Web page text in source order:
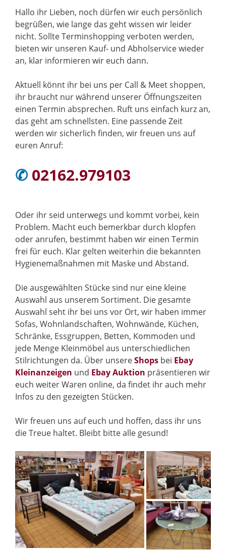
Hallo ihr Lieben, noch dürfen wir euch persönlich
begrüßen, wie lange das geht wissen wir leider
nicht. Sollte Terminshopping verboten werden,
bieten wir unseren Kauf- und Abholservice wieder
an, klar informieren wir euch dann.
Aktuell könnt ihr bei uns per Call & Meet shoppen,
ihr braucht nur während unserer Öffnungszeiten
einen Termin absprechen. Ruft uns einfach kurz an,
das geht am schnellsten. Eine passende Zeit
werden wir sicherlich finden, wir freuen uns auf
euren Anruf:
✆ 02162.979103
Oder ihr seid unterwegs und kommt vorbei, kein
Problem. Macht euch bemerkbar durch klopfen
oder anrufen, bestimmt haben wir einen Termin
frei für euch. Klar gelten weiterhin die bekannten
Hygienemaßnahmen mit Maske und Abstand.
Die ausgewählten Stücke sind nur eine kleine
Auswahl aus unserem Sortiment. Die gesamte
Auswahl seht ihr bei uns vor Ort, wir haben immer
Sofas, Wohnlandschaften, Wohnwände, Küchen,
Schränke, Essgruppen, Betten, Kommoden und
jede Menge Kleinmöbel aus unterschiedlichen
Stilrichtungen da. Über unsereShops bei Ebay
Kleinanzeigen und Ebay Auktion präsentieren wir
euch weiter Waren online, da findet ihr auch mehr
Infos zu den gezeigten Stücken.
Wir freuen uns auf euch und hoffen, dass ihr uns
die Treue haltet. Bleibt bitte alle gesund!